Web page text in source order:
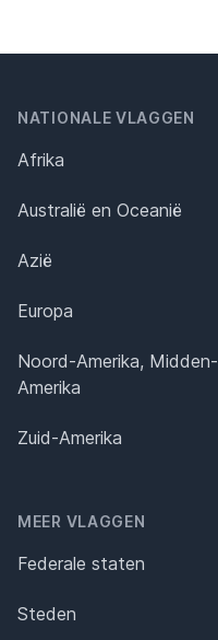
NATIONALE VLAGGEN
Afrika
Australië en Oceanië
Azië
Europa
Noord-Amerika, Midden-
Amerika
Zuid-Amerika
MEER VLAGGEN
Federale staten
Steden